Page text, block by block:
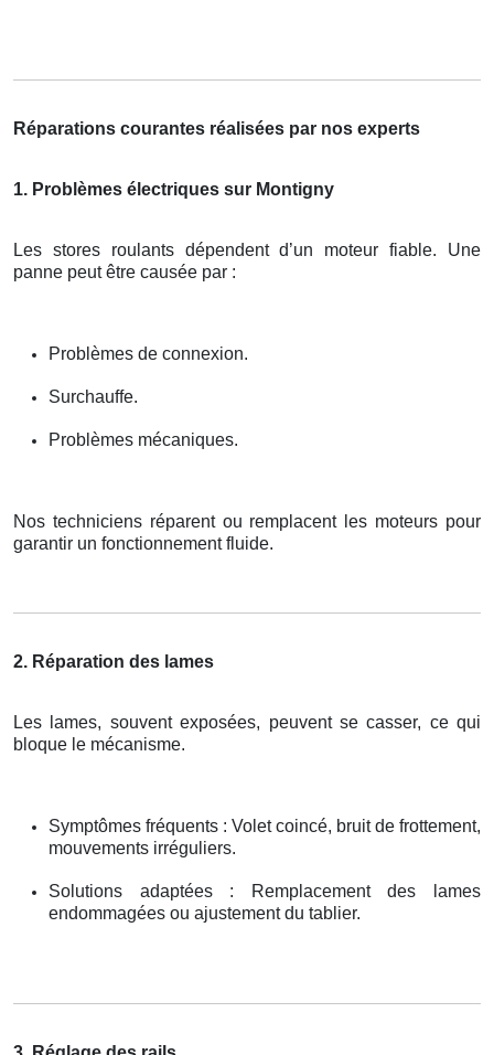
Réparations courantes réalisées par nos experts
1. Problèmes électriques sur Montigny
Les stores roulants dépendent d’un moteur fiable. Une
panne peut être causée par :
Problèmes de connexion.
Surchauffe.
Problèmes mécaniques.
Nos techniciens réparent ou remplacent les moteurs pour
garantir un fonctionnement fluide.
2. Réparation des lames
Les lames, souvent exposées, peuvent se casser, ce qui
bloque le mécanisme.
Symptômes fréquents : Volet coincé, bruit de frottement,
mouvements irréguliers.
Solutions adaptées : Remplacement des lames
endommagées ou ajustement du tablier.